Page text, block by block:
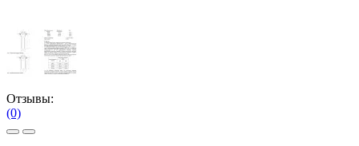
Отзывы:
(0)